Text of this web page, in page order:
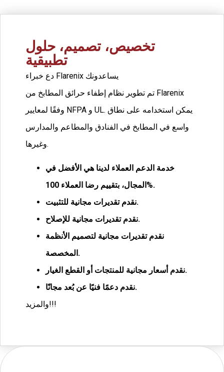
تخصيص، تصميم، حلول
تطبيقية
دع خبراء Flarenix يساعدونك
تم تطوير نظام إطفاء حرائق المطابخ من Flarenix
وفقًا لمعايير NFPA و UL. يمكن استخدامه على نطاق
واسع في المطابخ في الفنادق والمطاعم والمدارس
وغيرها.
خدمة الدعم العملاء لدينا هي الأفضل في
المجال، بتقييم رضا العملاء 100%.
نقدم تقديرات مجانية للتثبيت.
نقدم تقديرات مجانية للإصلاح.
نقدم تقديرات مجانية لتصميم الأنظمة
المخصصة.
نقدم أسعار مجانية للمنتجات أو القطع الغيار.
نقدم دعمًا فنيًا عن بُعد مجانًا.
والمزيد!!!